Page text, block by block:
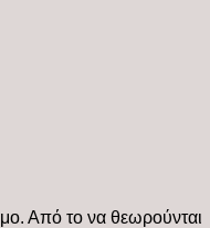
Από το να θεωρούνται